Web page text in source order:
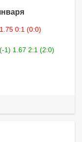
0:1 (0:0)
1) 1.67 2:1 (2:0)